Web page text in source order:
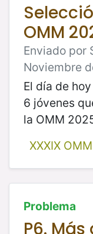
OMM
Enviado por
Noviembre
El día de
6 jóvenes
la OMM
XXXIX
Problema
P6.